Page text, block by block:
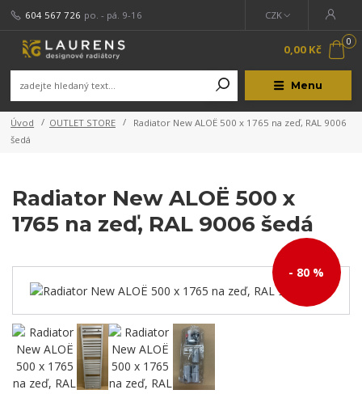
Menu
CZK
604 567 726 po. - pá. 9-16
0
0,00 Kč
Úvod OUTLET STORE
Radiator New ALOË 500 x 1765 na zeď, RAL 9006
šedá
Radiator New ALOË 500 x
1765 na zeď, RAL 9006 šedá
- 80 %